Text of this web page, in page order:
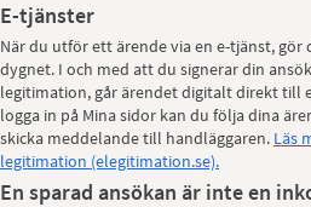
E-tjänster
När du utför ett ärende via en e-tjänst,
dygnet. I och med att du signerar din
legitimation, går ärendet digitalt direkt till
logga in på Mina sidor kan du följa dina
skicka meddelande till handläggaren. Läs
legitimation (elegitimation.se).
En sparad ansökan är inte en